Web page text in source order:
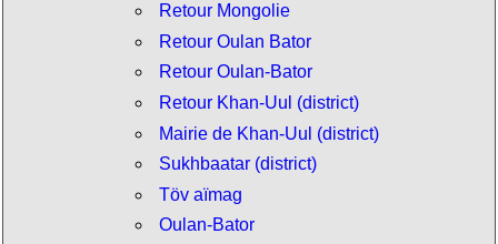
Retour Mongolie
Retour Oulan Bator
Retour Oulan-Bator
Retour Khan-Uul (district)
Mairie de Khan-Uul (district)
Sukhbaatar (district)
Töv aïmag
Oulan-Bator